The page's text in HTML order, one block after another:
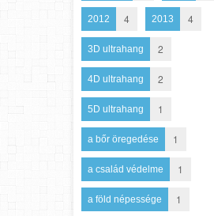
2012 4 2013 4
3D ultrahang 2
4D ultrahang 2
5D ultrahang 1
a bőr öregedése 1
a család védelme 1
a föld népessége 1